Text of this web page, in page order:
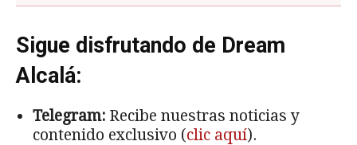
Sigue disfrutando de Dream
Alcalá:
Telegram: Recibe nuestras noticias y
contenido exclusivo (clic aquí).